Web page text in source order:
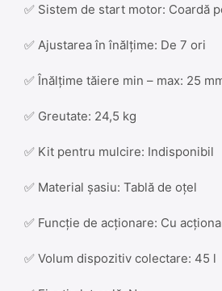
✅ Sistem de start motor: Coardă
✅ Ajustarea în înălțime: De 7 ori
✅ Înălțime tăiere min – max: 25
✅ Greutate: 24,5 kg
✅ Kit pentru mulcire: Indisponibil
✅ Material șasiu: Tablă de oțel
✅ Funcție de acționare: Cu
✅ Volum dispozitiv colectare: 45 l